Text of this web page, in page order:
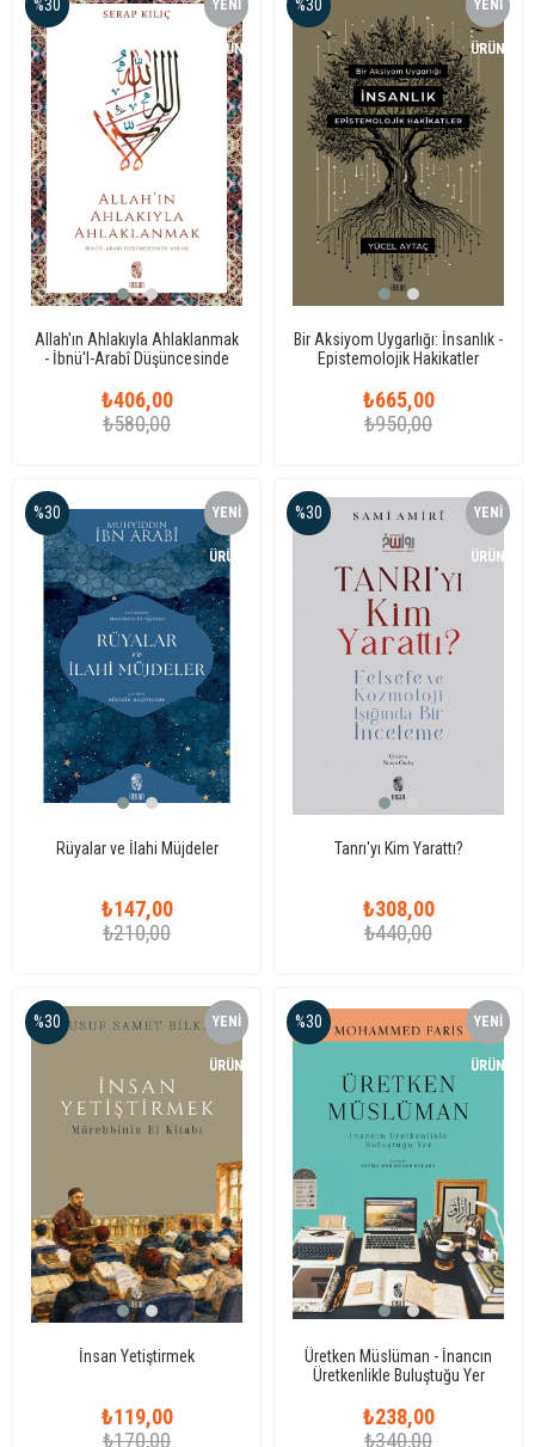
Allah'ın Ahlakıyla Ahlaklanmak
- İbnü'l-Arabî Düşüncesinde
₺406,00
₺580,00
%30 YENI
ÜRÜN
Bir Aksiyom Uygarlığı: İnsanlık -
Epistemolojik Hakikatler
₺665,00
₺950,00
%30 YENI
ÜRÜN
Rüyalar ve İlahi Müjdeler
₺147,00
₺210,00
%30 YENI
ÜRÜN
Tanrı'yı Kim Yarattı?
₺308,00
₺440,00
%30 YENI
ÜRÜN
İnsan Yetiştirmek
₺119,00
₺170,00
%30 YENI
ÜRÜN
Üretken Müslüman - İnancın
Üretkenlikle Buluştuğu Yer
₺238,00
₺340,00
%30 YENI
ÜRÜN